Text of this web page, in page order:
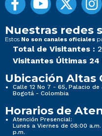
Nuestras redes
Estos No son canales oficiales
Total de Visitantes :
Visitantes Últimas 24
Ubicación Altas
Calle 12 No 7 - 65, Palacio
Bogotá - Colombia
Horarios de
Atención Presencial:
Lunes a Viernes de 08:00
p.m.